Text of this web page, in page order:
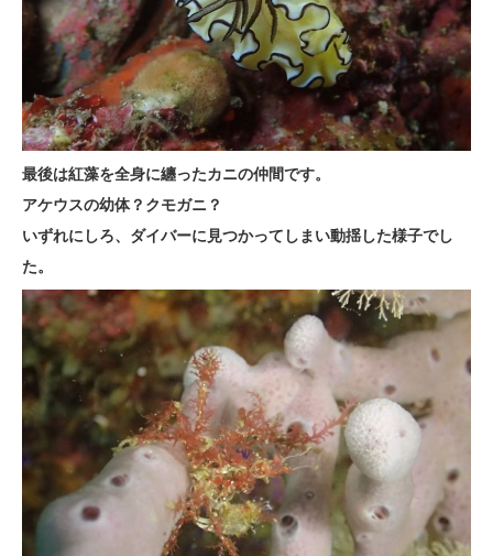
最後は紅藻を全身に纏ったカニの仲間です。
アケウスの幼体？クモガニ？
いずれにしろ、ダイバーに見つかってしまい動揺した様子でし
た。